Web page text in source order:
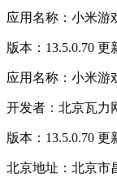
应用名称：小米游
版本：13.5.0.70 更
应用名称：小米游
开发者：北京瓦力
版本：13.5.0.70 更
北京地址：北京市